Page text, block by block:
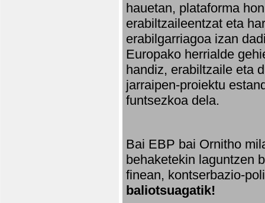
hauetan, plataforma
erabiltzaileentzat eta
erabilgarriagoa izan
Europako herrialde
handiz, erabiltzaile eta
jarraipen-proiektu
funtsezkoa dela.
Bai EBP bai Ornitho
behaketekin laguntzen
finean, kontserbazio-
baliotsuagatik!